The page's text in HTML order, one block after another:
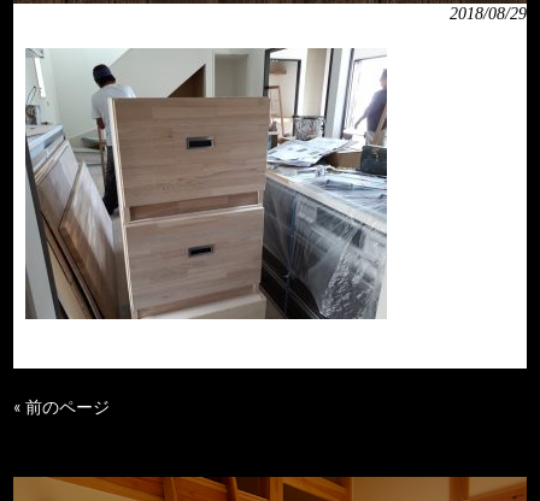
2018/08/29
« 前のページ